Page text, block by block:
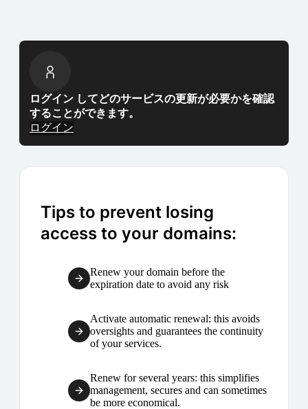
ログイン してどのサービスの更新が必要かを確認
することができます。
ログイン
Tips to prevent losing
access to your domains:
Renew your domain before the
expiration date to avoid any risk
Activate automatic renewal: this avoids
oversights and guarantees the continuity
of your services.
Renew for several years: this simplifies
management, secures and can sometimes
be more economical.